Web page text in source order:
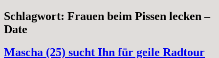
Schlagwort: Frauen beim Pissen lecken –
Date
Mascha (25) sucht Ihn für geile Radtour